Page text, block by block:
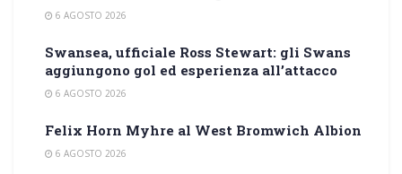
6 AGOSTO 2026
Swansea, ufficiale Ross Stewart: gli Swans
aggiungono gol ed esperienza all’attacco
6 AGOSTO 2026
Felix Horn Myhre al West Bromwich Albion
6 AGOSTO 2026